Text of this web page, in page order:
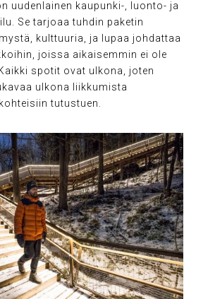
uudenlainen kaupunki-, luonto- ja
Se tarjoaa tuhdin paketin
kulttuuria, ja lupaa johdattaa
joissa aikaisemmin ei ole
spotit ovat ulkona, joten
ulkona liikkumista
tutustuen.